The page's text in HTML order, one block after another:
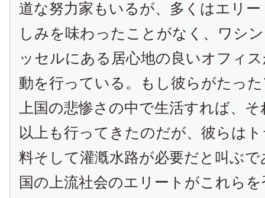
道な努力家もいるが、多くはエリ
しみを味わったことがなく、ワシ
ッセルにある居心地の良いオフィ
動を行っている。もし彼らがたっ
上国の悲惨さの中で生活すれば、
以上も行ってきたのだが、彼らは
料そして灌漑水路が必要だと叫ぶ
国の上流社会のエリートがこれら